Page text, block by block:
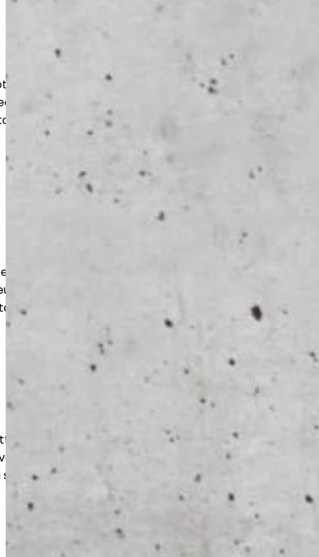
kestävät betonilattiat
ja varastoihin. Huolellinen pohjatyö
pitkän käyttöiän ja siistin
suojaavat lattiaa kulutukselta,
Lopputulos on
ja käyttötarkoitukseen optimoitu.
betonipinnan tasaiseksi ja
niin uusille kuin vanhoille lattioille
käyttöön.